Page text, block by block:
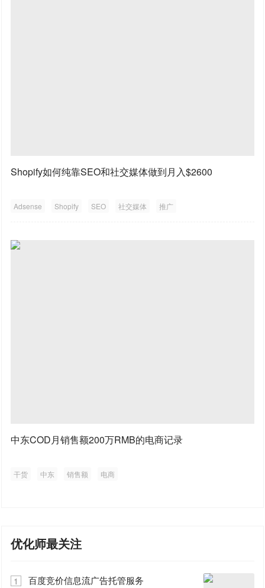
Shopify如何纯靠SEO和社交媒体做到月入$2600
Adsense Shopify SEO 社交媒体 推广
中东COD月销售额200万RMB的电商记录
干货 中东 销售额 电商
优化师最关注
1 百度竞价信息流广告托管服务